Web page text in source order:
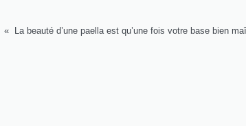
« La beauté d’une paella est qu’une fois votre base bien